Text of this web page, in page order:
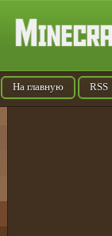
На главную RSS